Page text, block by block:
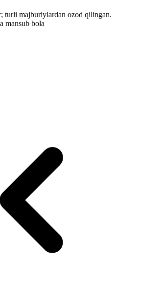
turli majburiylardan ozod qilingan.
mansub bola